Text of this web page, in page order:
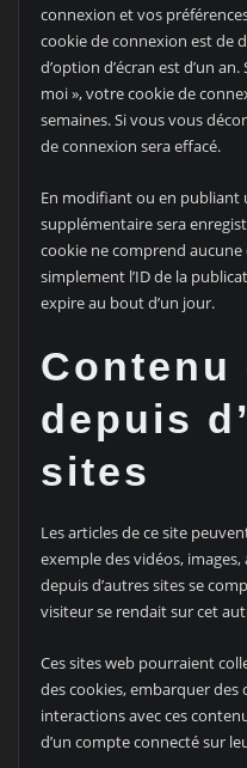
connexion et vos
cookie de connexion est de
d’option d’écran est d’un
moi », votre cookie de
semaines. Si vous vous
de connexion sera effacé.
En modifiant ou en publiant
supplémentaire sera
cookie ne comprend
simplement l’ID de la
expire au bout d’un jour.
Contenu
depuis
sites
Les articles de ce site
exemple des vidéos,
depuis d’autres sites se
visiteur se rendait sur cet
Ces sites web pourraient
des cookies, embarquer des
interactions avec ces
d’un compte connecté sur